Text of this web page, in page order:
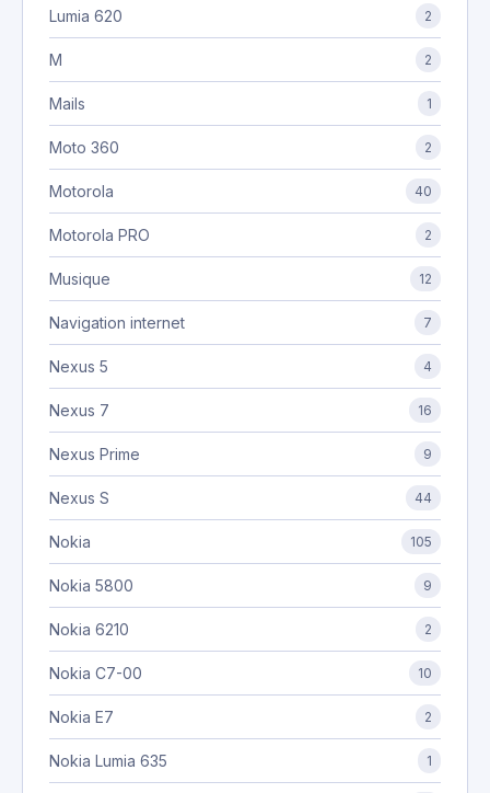
Lumia 620 2
M 2
Mails 1
Moto 360 2
Motorola 40
Motorola PRO 2
Musique 12
Navigation internet 7
Nexus 5 4
Nexus 7 16
Nexus Prime 9
Nexus S 44
Nokia 105
Nokia 5800 9
Nokia 6210 2
Nokia C7-00 10
Nokia E7 2
Nokia Lumia 635 1